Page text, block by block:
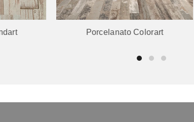
Porcelanato Colorart